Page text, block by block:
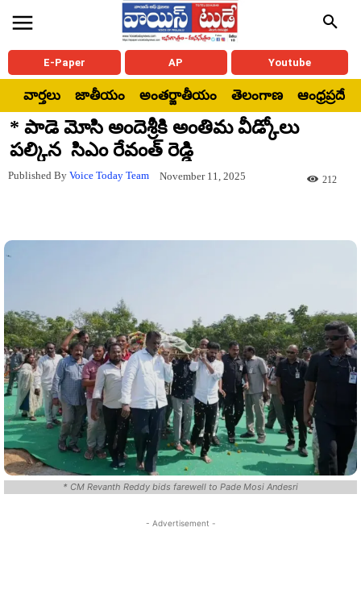
E-Paper AP Youtube
వార్తలు జాతీయం అంతర్జాతీయం తెలంగాణ ఆంధ్రప్రదేశ్
* పాడె మోసి అందెశ్రీకి అంతిమ వీడ్కోలు
పల్కిన సిఎం రేవంత్ రెడ్డి
Published By Voice Today Team November 11, 2025 212
* CM Revanth Reddy bids farewell to Pade Mosi Andesri
- Advertisement -